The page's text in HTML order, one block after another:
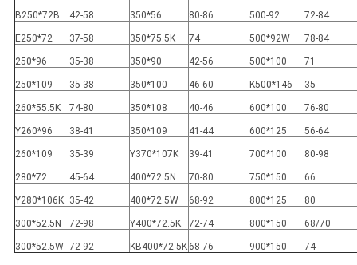
B250*72B 42-58 350*56 80-86 500-92 72-84
E250*72 37-58 350*75.5K 74 500*92W 78-84
250*96 35-38 350*90 42-56 500*100 71
250*109 35-38 350*100 46-60 K500*146 35
260*55.5K 74-80 350*108 40-46 600*100 76-80
Y260*96 38-41 350*109 41-44 600*125 56-64
260*109 35-39 Y370*107K 39-41 700*100 80-98
280*72 45-64 400*72.5N 70-80 750*150 66
Y280*106K 35-42 400*72.5W 68-92 800*125 80
300*52.5N 72-98 Y400*72.5K 72-74 800*150 68/70
300*52.5W 72-92 KB400*72.5K 68-76 900*150 74